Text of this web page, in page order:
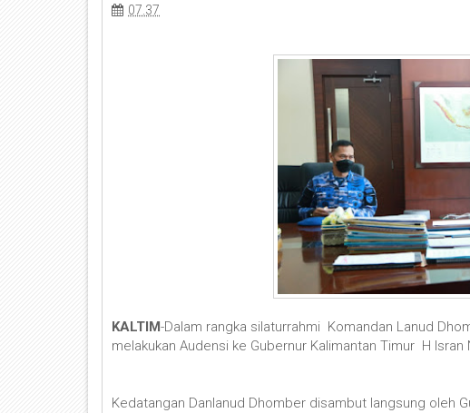
07.37
KALTIM-Dalam rangka silaturrahmi Komandan Lanud
melakukan Audensi ke Gubernur Kalimantan Timur H
Kedatangan Danlanud Dhomber disambut langsung oleh